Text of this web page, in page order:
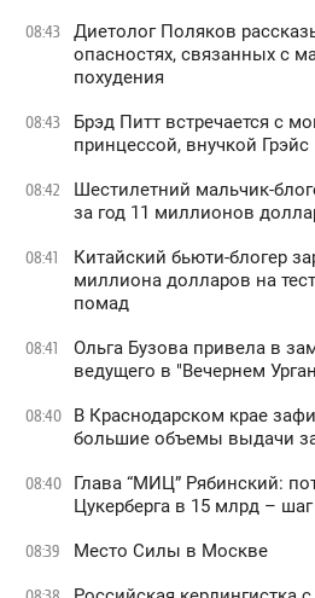
08:43
Диетолог Поляков
опасностях, связанных с
похудения
08:43
Брэд Питт встречается с
принцессой, внучкой
08:42
Шестилетний мальчик-
за год 11 миллионов
08:41
Китайский бьюти-блогер
миллиона долларов на
помад
08:41
Ольга Бузова привела в
ведущего в "Вечернем
08:40
В Краснодарском крае
большие объемы выдачи
08:40
Глава “МИЦ” Рябинский:
Цукерберга в 15 млрд – шаг
08:39 Место Силы в Москве